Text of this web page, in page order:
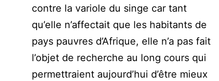
contre la variole du singe car tant
qu’elle n’affectait que les habitants de
pays pauvres d’Afrique, elle n’a pas fait
l’objet de recherche au long cours qui
permettraient aujourd’hui d’être mieux